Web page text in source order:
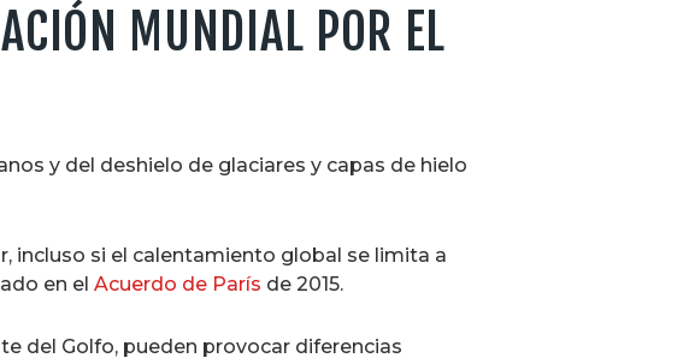
MUNDIAL POR EL
y del deshielo de glaciares y capas de hielo
incluso si el calentamiento global se limita a
en el Acuerdo de París de 2015.
del Golfo, pueden provocar diferencias